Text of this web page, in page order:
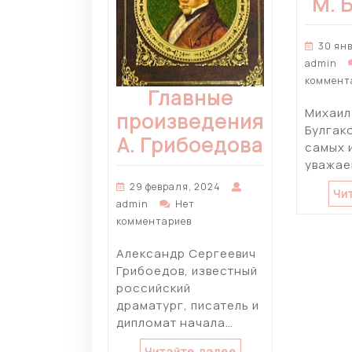
Главные
произведения
А. Грибоедова
29 февраля, 2024
admin
Нет
комментариев
Александр Сергеевич
Грибоедов, известный
российский
драматург, писатель и
дипломат начала…
30
admin
самых